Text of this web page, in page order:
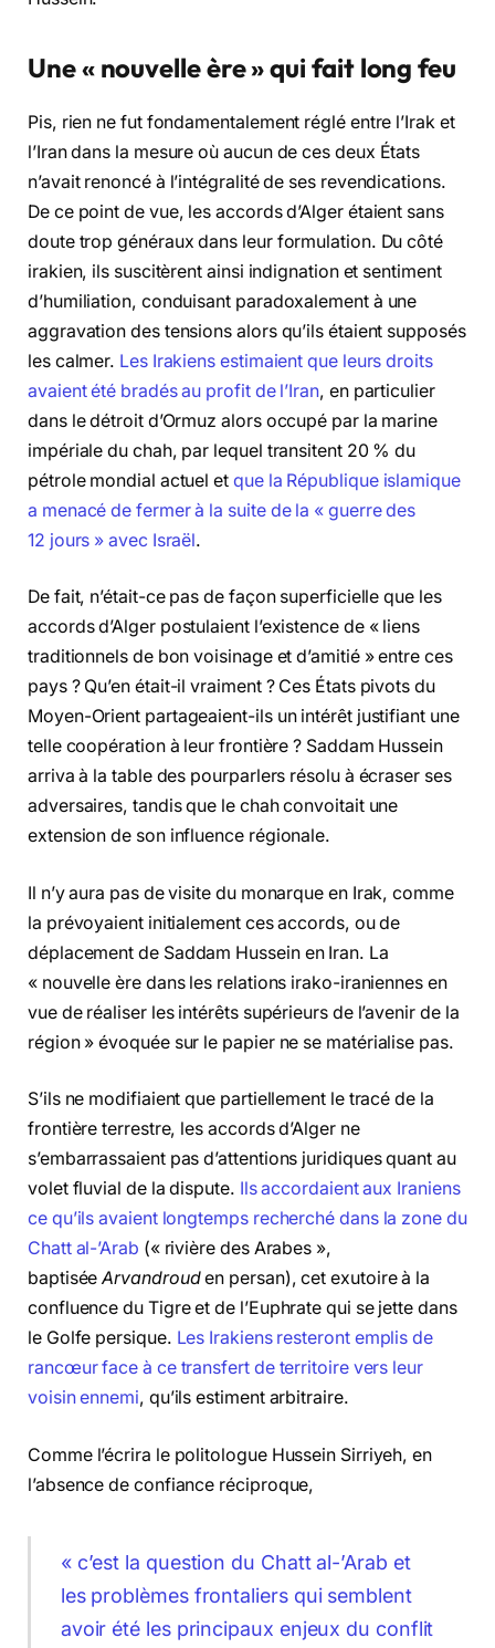
Une « nouvelle ère » qui fait long feu
Pis, rien ne fut fondamentalement réglé entre l’Irak et
l’Iran dans la mesure où aucun de ces deux États
n’avait renoncé à l’intégralité de ses revendications.
De ce point de vue, les accords d’Alger étaient sans
doute trop généraux dans leur formulation. Du côté
irakien, ils suscitèrent ainsi indignation et sentiment
d’humiliation, conduisant paradoxalement à une
aggravation des tensions alors qu’ils étaient supposés
les calmer. Les Irakiens estimaient que leurs droits
avaient été bradés au profit de l’Iran, en particulier
dans le détroit d’Ormuz alors occupé par la marine
impériale du chah, par lequel transitent 20 % du
pétrole mondial actuel et que la République islamique
a menacé de fermer à la suite de la « guerre des
12 jours » avec Israël.
De fait, n’était-ce pas de façon superficielle que les
accords d’Alger postulaient l’existence de « liens
traditionnels de bon voisinage et d’amitié » entre ces
pays ? Qu’en était-il vraiment ? Ces États pivots du
Moyen-Orient partageaient-ils un intérêt justifiant une
telle coopération à leur frontière ? Saddam Hussein
arriva à la table des pourparlers résolu à écraser ses
adversaires, tandis que le chah convoitait une
extension de son influence régionale.
Il n’y aura pas de visite du monarque en Irak, comme
la prévoyaient initialement ces accords, ou de
déplacement de Saddam Hussein en Iran. La
« nouvelle ère dans les relations irako-iraniennes en
vue de réaliser les intérêts supérieurs de l’avenir de la
région » évoquée sur le papier ne se matérialise pas.
S’ils ne modifiaient que partiellement le tracé de la
frontière terrestre, les accords d’Alger ne
s’embarrassaient pas d’attentions juridiques quant au
volet fluvial de la dispute. Ils accordaient aux Iraniens
ce qu’ils avaient longtemps recherché dans la zone du
Chatt al-’Arab (« rivière des Arabes »,
baptiséeArvandrouden persan), cet exutoire à la
confluence du Tigre et de l’Euphrate qui se jette dans
le Golfe persique. Les Irakiens resteront emplis de
rancœur face à ce transfert de territoire vers leur
voisin ennemi, qu’ils estiment arbitraire.
Comme l’écrira le politologue Hussein Sirriyeh, en
l’absence de confiance réciproque,
« c’est la question du Chatt al-’Arab et
les problèmes frontaliers qui semblent
avoir été les principaux enjeux du conflit